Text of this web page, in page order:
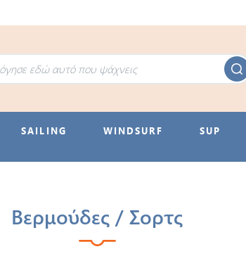
SAILING WINDSURF SUP
Βερμούδες / Σορτς